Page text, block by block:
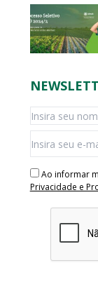
Ao informar
Privacidade e